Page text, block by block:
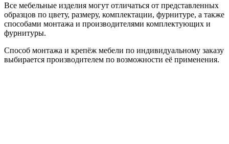
Все мебельные изделия могут отличаться от представленных
образцов по цвету, размеру, комплектации, фурнитуре, а также
способами монтажа и производителями комплектующих и
фурнитуры.
Способ монтажа и крепёж мебели по индивидуальному заказу
выбирается производителем по возможности её применения.